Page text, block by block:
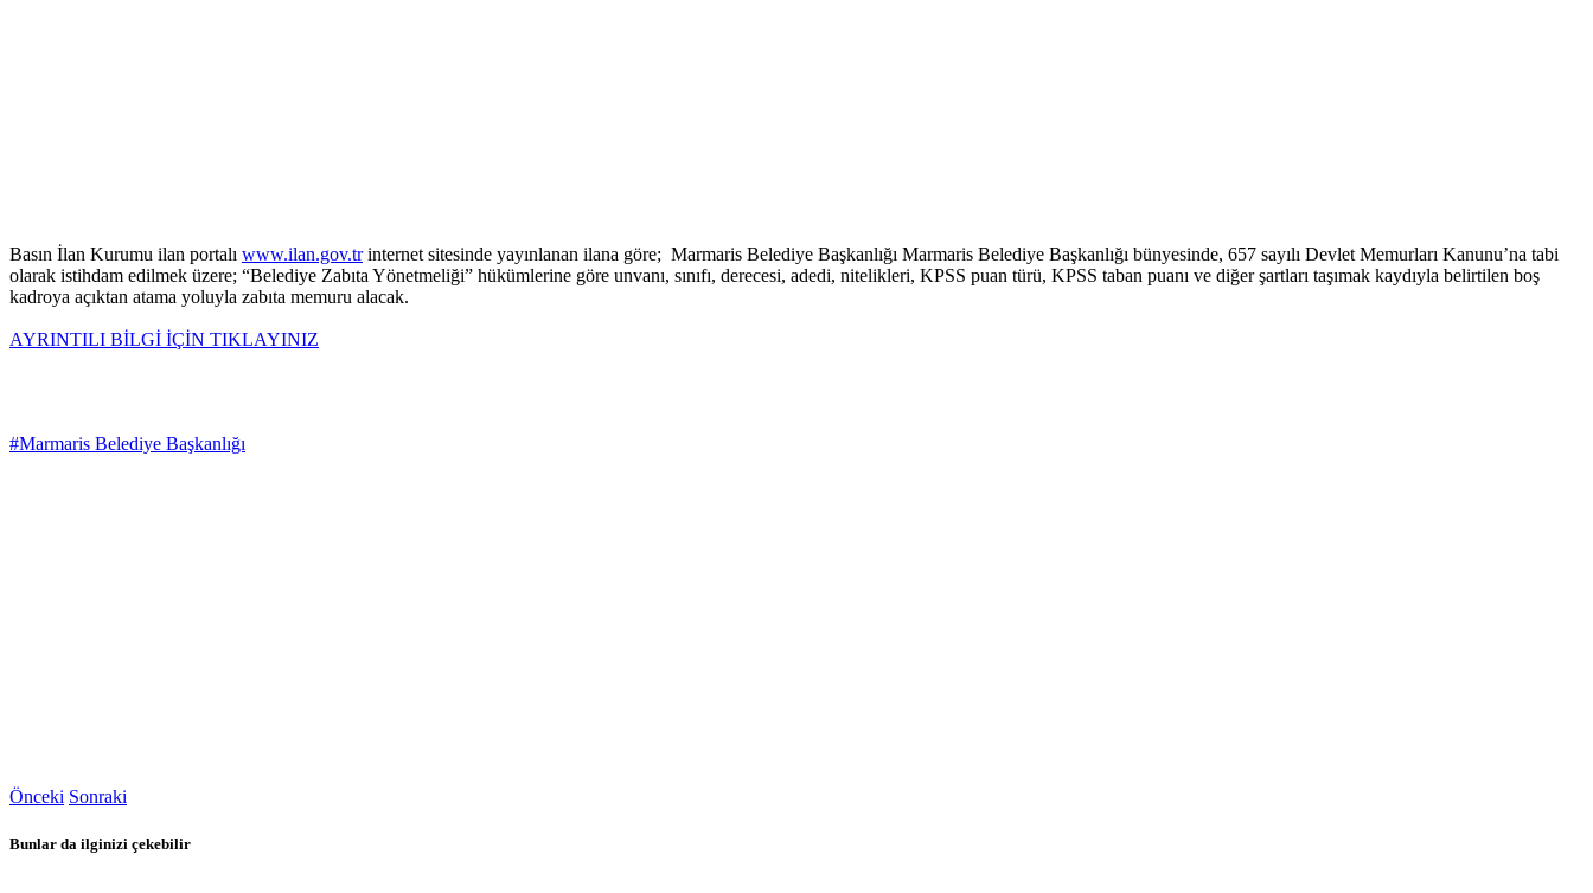
Basın İlan Kurumu ilan portalı www.ilan.gov.trinternet sitesinde yayınlanan ilana göre; Marmaris Belediye Başkanlığı Marmaris Belediye Başkanlığı bünyesinde, 657 sayılı Devlet Memurları Kanunu’na tabi
olarak istihdam edilmek üzere; “Belediye Zabıta Yönetmeliği” hükümlerine göre unvanı, sınıfı, derecesi, adedi, nitelikleri, KPSS puan türü, KPSS taban puanı ve diğer şartları taşımak kaydıyla belirtilen boş
kadroya açıktan atama yoluyla zabıta memuru alacak.
AYRINTILI BİLGİ İÇİN TIKLAYINIZ
#Marmaris Belediye Başkanlığı
Önceki Sonraki
Bunlar da ilginizi çekebilir